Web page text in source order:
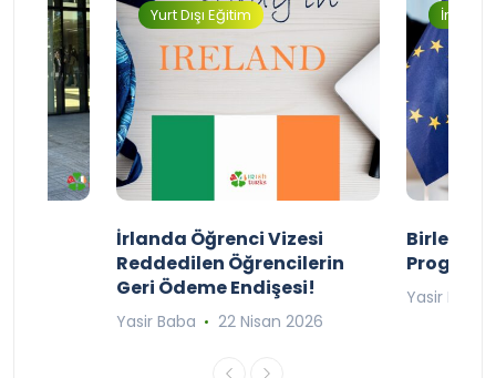
Yurt Dışı Eğitim
İrlanda Öğrenci Vizesi
Reddedilen Öğrencilerin
Geri Ödeme Endişesi!
Yasir Baba 22 Nisan 2026
Birleşik
Yasir Baba